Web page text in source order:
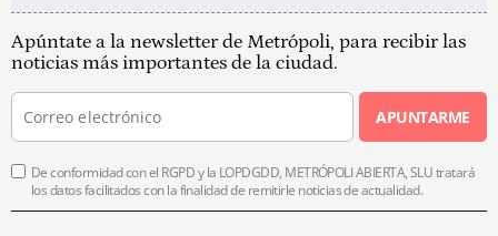
Apúntate a la newsletter de Metrópoli, para recibir las
noticias más importantes de la ciudad.
APUNTARME
De conformidad con el RGPD y la LOPDGDD, METRÓPOLI ABIERTA, SLU tratará
los datos facilitados con la finalidad de remitirle noticias de actualidad.